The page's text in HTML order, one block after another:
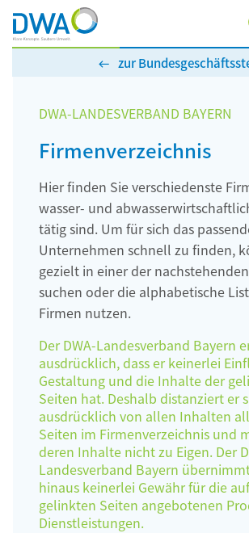
zur
DWA-LANDESVERBAND BAYERN
Firmenverzeichnis
Hier finden Sie verschiedenste
wasser- und
tätig sind. Um für sich das
Unternehmen schnell zu finden,
gezielt in einer der
suchen oder die alphabetische
Firmen nutzen.
Der DWA-Landesverband Bayern
ausdrücklich, dass er keinerlei
Gestaltung und die Inhalte der
Seiten hat. Deshalb distanziert er
ausdrücklich von allen Inhalten
Seiten im Firmenverzeichnis und
deren Inhalte nicht zu Eigen. Der
Landesverband Bayern
hinaus keinerlei Gewähr für die
gelinkten Seiten angebotenen
Dienstleistungen.